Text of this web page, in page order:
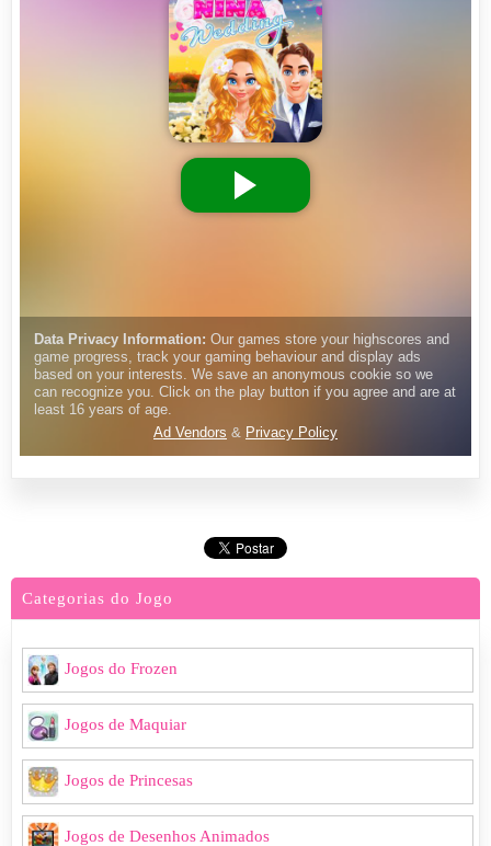
Categorias do Jogo
Jogos do Frozen
Jogos de Maquiar
Jogos de Princesas
Jogos de Desenhos Animados